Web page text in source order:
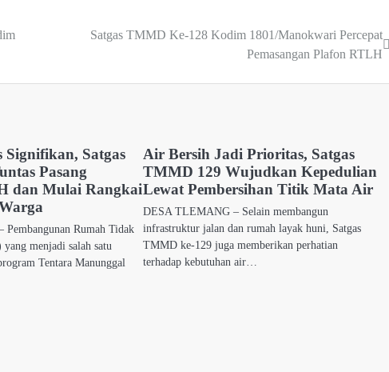
Satgas TMMD Ke-128 Kodim 1801/Manokwari Percepat
Pemasangan Plafon RTLH
Signifikan, Satgas
Pasang
dan Mulai Rangkai
Rumah Tidak
menjadi salah satu
Tentara Manunggal
Air Bersih Jadi Prioritas, Satgas
TMMD 129 Wujudkan Kepedulian
Lewat Pembersihan Titik Mata Air
DESA TLEMANG – Selain membangun
infrastruktur jalan dan rumah layak huni, Satgas
TMMD ke-129 juga memberikan perhatian
terhadap kebutuhan air…